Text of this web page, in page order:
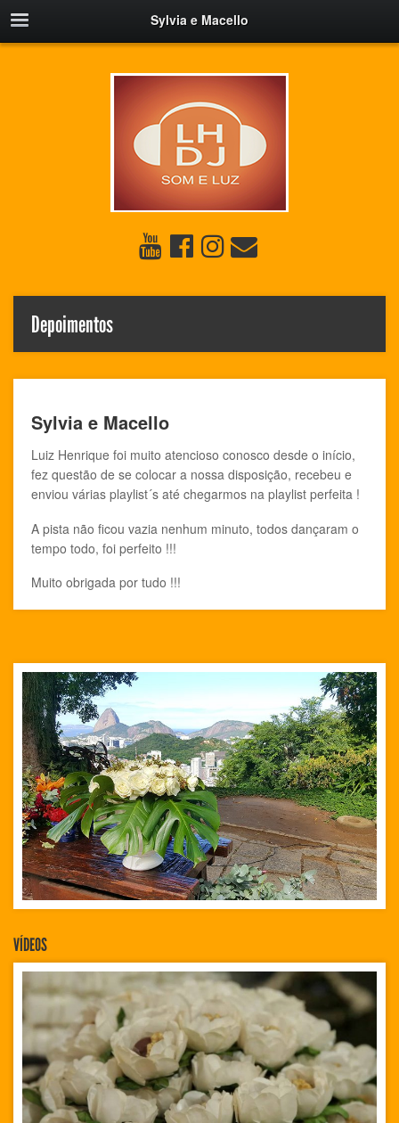
Sylvia e Macello
Depoimentos
Sylvia e Macello
Luiz Henrique foi muito atencioso conosco desde o início,
fez questão de se colocar a nossa disposição, recebeu e
enviou várias playlist´s até chegarmos na playlist perfeita !
A pista não ficou vazia nenhum minuto, todos dançaram o
tempo todo, foi perfeito !!!
Muito obrigada por tudo !!!
VÍDEOS